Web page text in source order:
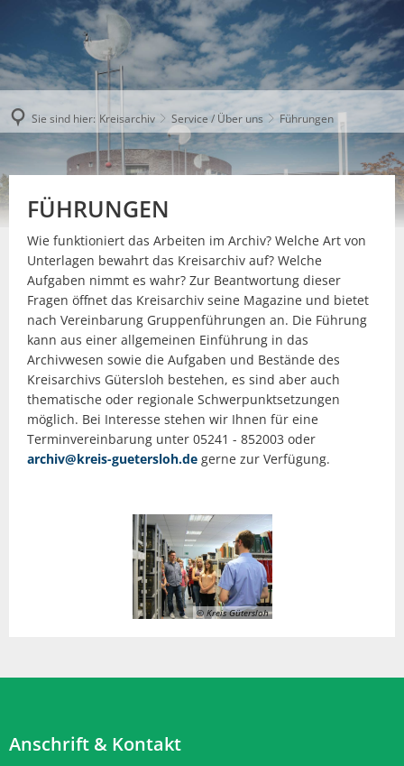
Sie sind hier: Kreisarchiv Service / Über uns Führungen
FÜHRUNGEN
Wie funktioniert das Arbeiten im Archiv? Welche Art von
Unterlagen bewahrt das Kreisarchiv auf? Welche
Aufgaben nimmt es wahr? Zur Beantwortung dieser
Fragen öffnet das Kreisarchiv seine Magazine und bietet
nach Vereinbarung Gruppenführungen an. Die Führung
kann aus einer allgemeinen Einführung in das
Archivwesen sowie die Aufgaben und Bestände des
Kreisarchivs Gütersloh bestehen, es sind aber auch
thematische oder regionale Schwerpunktsetzungen
möglich. Bei Interesse stehen wir Ihnen für eine
Terminvereinbarung unter 05241 - 852003 oder
archiv@kreis-guetersloh.de gerne zur Verfügung.
© Kreis Gütersloh
Anschrift & Kontakt